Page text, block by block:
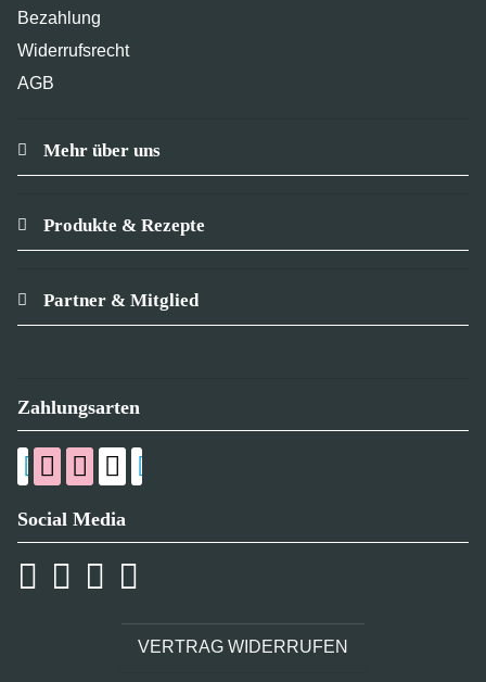
Bezahlung
Widerrufsrecht
AGB
Mehr über uns
Produkte & Rezepte
Partner & Mitglied
Zahlungsarten
Social Media
VERTRAG WIDERRUFEN